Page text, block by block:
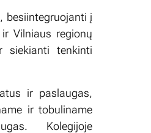
besiintegruojanti į
Vilniaus regionų
siekianti tenkinti
ir paslaugas,
ir tobuliname
Kolegijoje